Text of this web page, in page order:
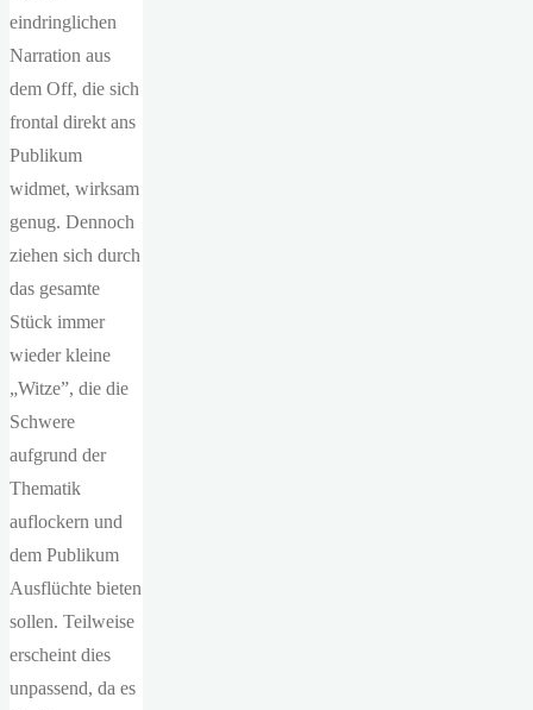
eindringlichen
Narration aus
dem Off, die sich
frontal direkt ans
Publikum
widmet, wirksam
genug. Dennoch
ziehen sich durch
das gesamte
Stück immer
wieder kleine
„Witze”, die die
Schwere
aufgrund der
Thematik
auflockern und
dem Publikum
Ausflüchte bieten
sollen. Teilweise
erscheint dies
unpassend, da es